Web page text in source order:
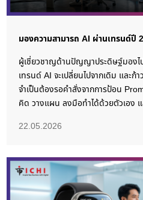
มองความสามารถ AI ผ่านเทรนด์ปี
ผู้เชี่ยวชาญด้านปัญญาประดิษฐ์มองไ
เทรนด์ AI จะเปลี่ยนไปจากเดิม และก้า
จำเป็นต้องรอคำสั่งจากการป้อน
คิด วางแผน ลงมือทำได้ด้วยตัวเอง
22.05.2026